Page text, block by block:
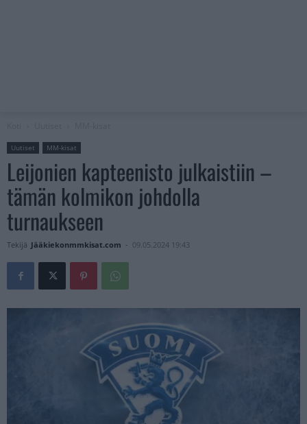
Uutiset MM-kisat
Leijonien kapteenisto julkaistiin –
tämän kolmikon johdolla
turnaukseen
Tekijä Jääkiekonmmkisat.com - 09.05.2024 19:43